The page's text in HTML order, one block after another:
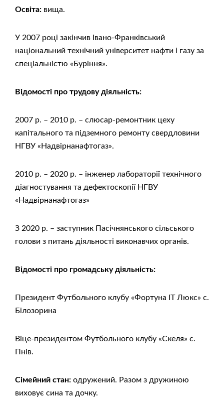
Освіта: вища.
У 2007 році закінчив Івано-Франківський
національний технічний університет нафти і газу за
спеціальністю «Буріння».
Відомості про трудову діяльність:
2007 р. – 2010 р. – слюсар-ремонтник цеху
капітального та підземного ремонту свердловини
НГВУ «Надвірнанафтогаз».
2010 р. – 2020 р. – інженер лабораторії технічного
діагностування та дефектоскопії НГВУ
«Надвірнанафтогаз»
З 2020 р. – заступник Пасічнянського сільського
голови з питань діяльності виконавчих органів.
Відомості про громадську діяльність:
Президент Футбольного клубу «Фортуна ІТ Люкс» с.
Білозорина
Віце-президентом Футбольного клубу «Скеля» с.
Пнів.
Сімейний стан: одружений. Разом з дружиною
виховує сина та дочку.